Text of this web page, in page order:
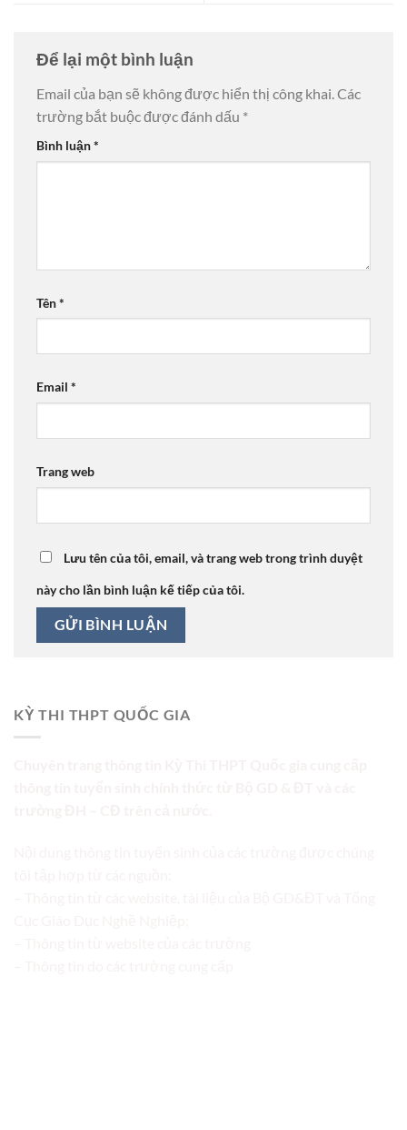
Để lại một bình luận
Email của bạn sẽ không được hiển thị công khai. Các
trường bắt buộc được đánh dấu *
Bình luận*
Tên*
Email *
Trang web
Lưu tên của tôi, email, và trang web trong trình duyệt
này cho lần bình luận kế tiếp của tôi.
KỲ THI THPT QUỐC GIA